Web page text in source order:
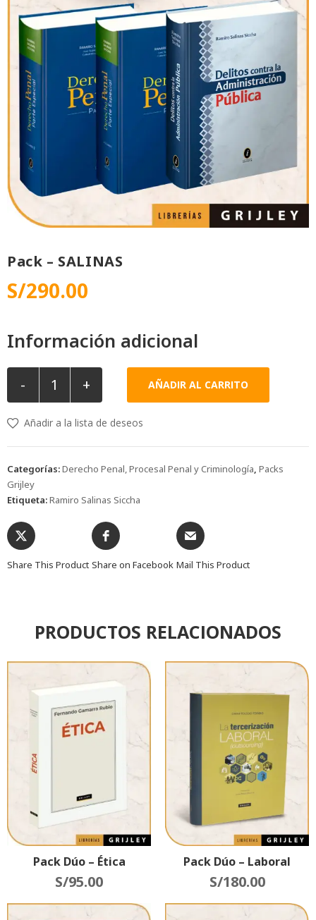
Pack – SALINAS
S/290.00
Información adicional
- + AÑADIR AL CARRITO
Añadir a la lista de deseos
Categorías:Derecho Penal, Procesal Penal y Criminología, Packs
Grijley
Etiqueta:Ramiro Salinas Siccha
Share This Product Share on Facebook Mail This Product
PRODUCTOS RELACIONADOS
Pack Dúo – Ética
S/95.00
Pack Dúo – Laboral
S/180.00